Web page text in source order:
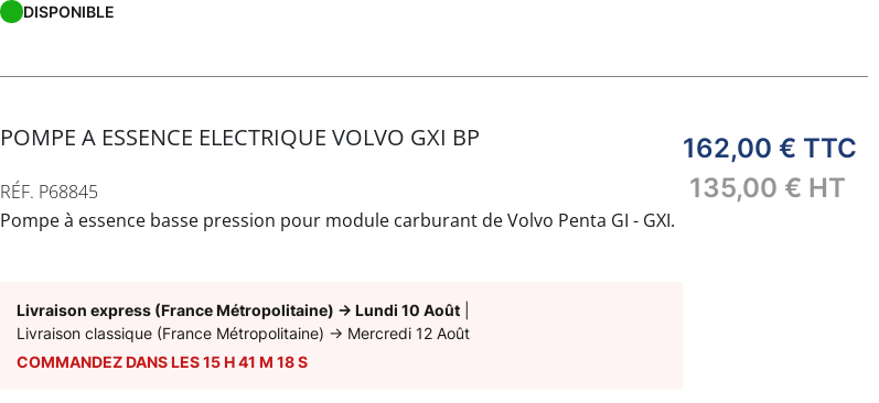
DISPONIBLE
POMPE A ESSENCE ELECTRIQUE VOLVO GXI BP
RÉF. P68845
Pompe à essence basse pression pour module carburant de Volvo Penta GI - GXI.
Livraison express (France Métropolitaine) → Lundi 10 Août
Livraison classique (France Métropolitaine) → Mercredi 12 Août
COMMANDEZ DANS LES 15H41 M17S
162,00 € TTC
135,00 € HT